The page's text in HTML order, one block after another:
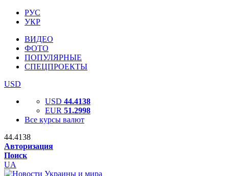
РУС
УКР
ВИДЕО
ФОТО
ПОПУЛЯРНЫЕ
СПЕЦПРОЕКТЫ
USD
USD 44.4138
EUR 51.2998
Все курсы валют
44.4138
Авторизация
Поиск
UA